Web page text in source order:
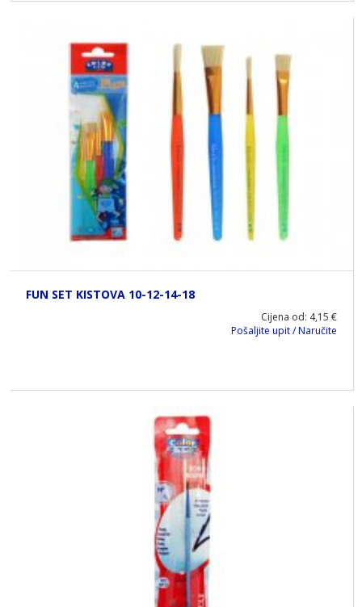
FUN SET KISTOVA 10-12-14-18
Cijena od: 4,15 €
Pošaljite upit / Naručite